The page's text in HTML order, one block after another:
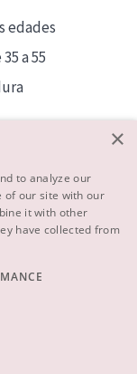
edades
a 55
×
to analyze our
of our site with our
it with other
have collected from